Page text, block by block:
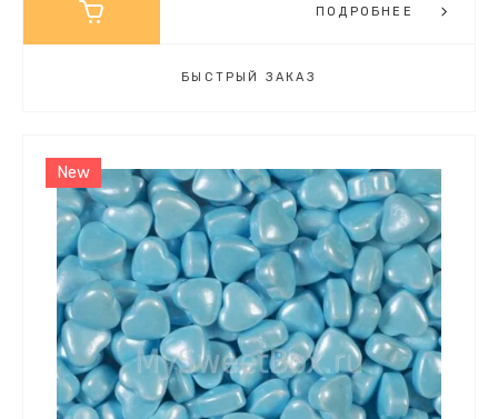
ПОДРОБНЕЕ
БЫСТРЫЙ ЗАКАЗ
New